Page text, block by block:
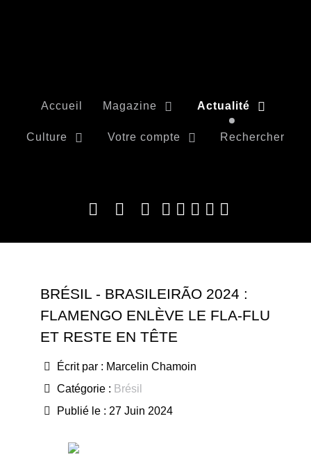
Accueil Magazine Actualité
Culture Votre compte Rechercher
BRÉSIL - BRASILEIRÃO 2024 :
FLAMENGO ENLÈVE LE FLA-FLU
ET RESTE EN TÊTE
Écrit par : Marcelin Chamoin
Catégorie : Brésil
Publié le : 27 Juin 2024